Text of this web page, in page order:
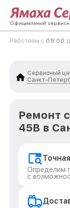
Официальный
Работаем с 09:00
Сервисный
Санкт-
Ремонт
45B в
Определим
с